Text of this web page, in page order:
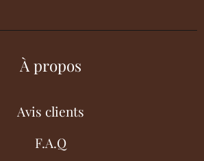
À propos
Avis clients
F.A.Q